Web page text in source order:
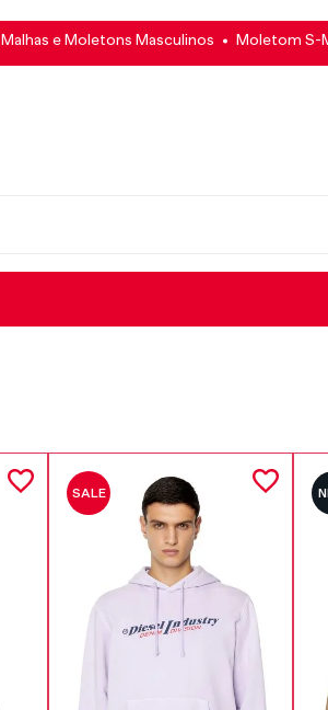
Malhas e Moletons Masculinos Moletom S-
SALE